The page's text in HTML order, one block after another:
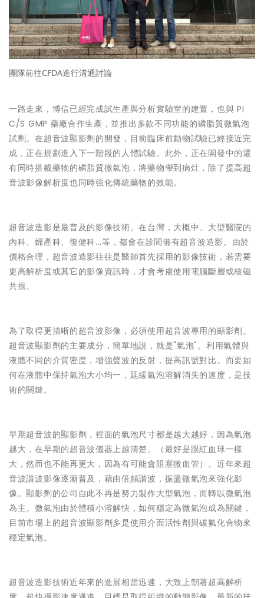
團隊前往CFDA進行溝通討論
一路走來，博信已經完成試生產與分析實驗室的建置，也與 PI
C/S GMP 藥廠合作生產，並推出多款不同功能的磷脂質微氣泡
試劑。在超音波顯影劑的開發，目前臨床前動物試驗已經接近完
成，正在規劃進入下一階段的人體試驗。此外，正在開發中的還
有同時搭載藥物的磷脂質微氣泡，將藥物帶到病灶，除了提高超
音波影像解析度也同時強化傳統藥物的效能。
超音波造影是最普及的影像技術。在台灣，大概中、大型醫院的
內科、婦產科、復健科...等，都會在診間備有超音波造影。由於
價格合理，超音波造影往往是醫師首先採用的影像技術，若需要
更高解析度或其它的影像資訊時，才會考慮使用電腦斷層或核磁
共振。
為了取得更清晰的超音波影像，必須使用超音波專用的顯影劑。
超音波顯影劑的主要成分，簡單地說，就是"氣泡"。利用氣體與
液體不同的介質密度，增強聲波的反射，提高訊號對比。而要如
何在液體中保持氣泡大小均一，延緩氣泡溶解消失的速度，是技
術的關鍵。
早期超音波的顯影劑，裡面的氣泡尺寸都是越大越好，因為氣泡
越大，在早期的超音波儀器上越清楚。（最好是跟紅血球一樣
大，然而也不能再更大，因為有可能會阻塞微血管）。近年來超
音波諧波影像逐漸普及，藉由倍頻諧波，振盪微氣泡來強化影
像。顯影劑的公司自此不再是努力製作大型氣泡，而轉以微氣泡
為主。微氣泡由於體積小溶解快，如何穩定為微氣泡成為關鍵，
目前市場上的超音波顯影劑多是使用介面活性劑與碳氟化合物來
穩定氣泡。
超音波造影技術近年來的進展相當迅速，大致上朝著超高解析